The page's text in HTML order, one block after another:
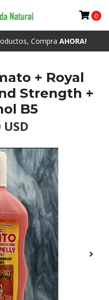
Compra AHORA!
0
+ Royal
Strength +
B5